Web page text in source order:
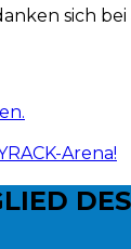
sich
Arena!